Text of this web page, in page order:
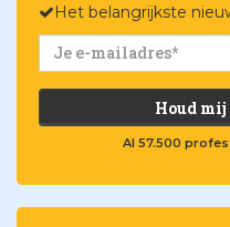
Het belangrijkste
Houd mij
Al 57.500